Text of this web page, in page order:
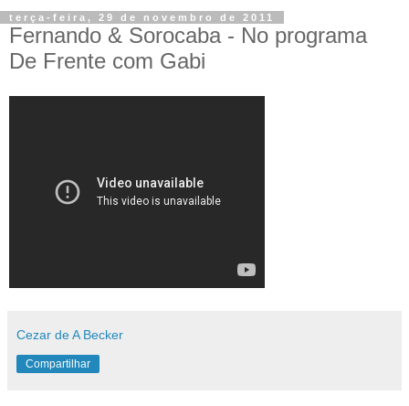
terça-feira, 29 de novembro de 2011
Fernando & Sorocaba - No programa
De Frente com Gabi
Cezar de A Becker
Compartilhar